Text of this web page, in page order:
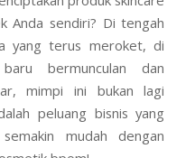
Anda sendiri? Di tengah
yang terus meroket, di
bermunculan dan
mimpi ini bukan lagi
peluang bisnis yang
mudah dengan